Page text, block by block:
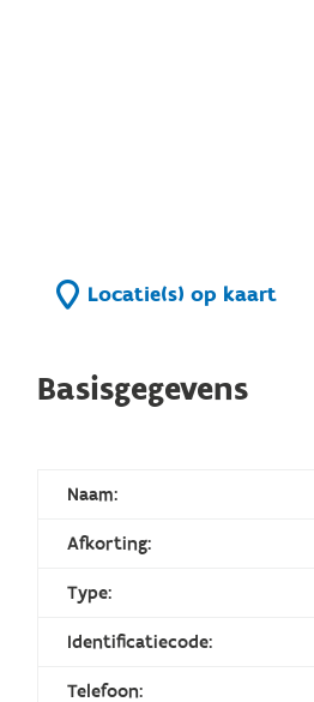
Locatie(s) op kaart
Basisgegevens
Naam:
Afkorting:
Type:
Identificatiecode:
Telefoon: